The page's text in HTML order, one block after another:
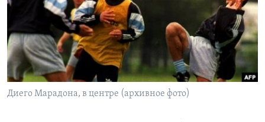
Learning English
СОЦИАЛЬНЫЕ СЕТИ
Диего Марадона, в центре (архивное фото)